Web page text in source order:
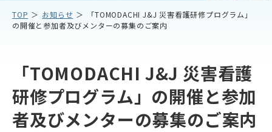
会員校情報
アクセス プライバシーポリシー
リンク
サイトマップ
ENGLISH
TOP お知らせ
「TOMODACHI J&J 災害看護研修プログラム」
の開催と参加者及びメンターの募集のご案内
「TOMODACHI J&J 災害看護
研修プログラム」の開催と参加
者及びメンターの募集のご案内